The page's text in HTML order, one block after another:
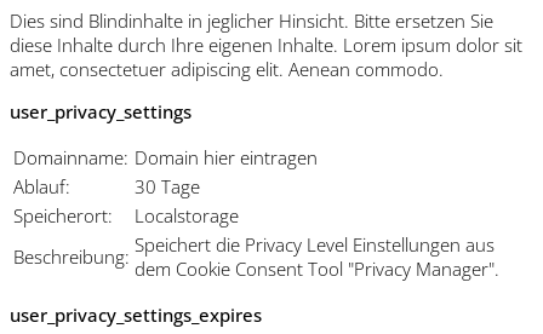
Dies sind Blindinhalte in jeglicher Hinsicht. Bitte ersetzen Sie
diese Inhalte durch Ihre eigenen Inhalte. Lorem ipsum dolor sit
amet, consectetuer adipiscing elit. Aenean commodo.
user_privacy_settings
Domainname: Domain hier eintragen
Ablauf:
30 Tage
Speicherort:
Localstorage
Beschreibung: Speichert die Privacy Level Einstellungen aus
dem Cookie Consent Tool "Privacy Manager".
user_privacy_settings_expires